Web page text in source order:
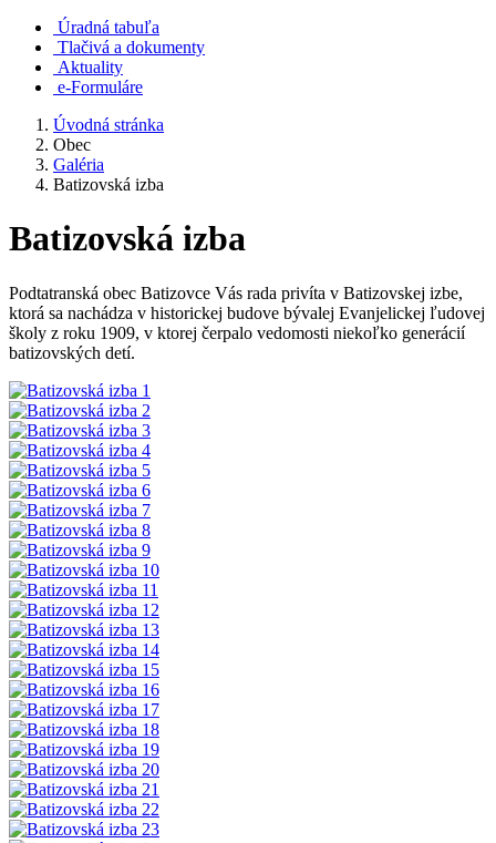
Úradná tabuľa
Tlačivá a dokumenty
Aktuality
e-Formuláre
Úvodná stránka
Obec
Galéria
Batizovská izba
Batizovská izba
Podtatranská obec Batizovce Vás rada privíta v Batizovskej izbe,
ktorá sa nachádza v historickej budove bývalej Evanjelickej ľudovej
školy z roku 1909, v ktorej čerpalo vedomosti niekoľko generácií
batizovských detí.